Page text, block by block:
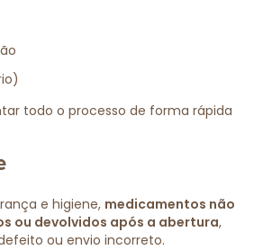
todo o processo de forma rápida
e higiene, medicamentos não
ou devolvidos após a abertura,
ou envio incorreto.